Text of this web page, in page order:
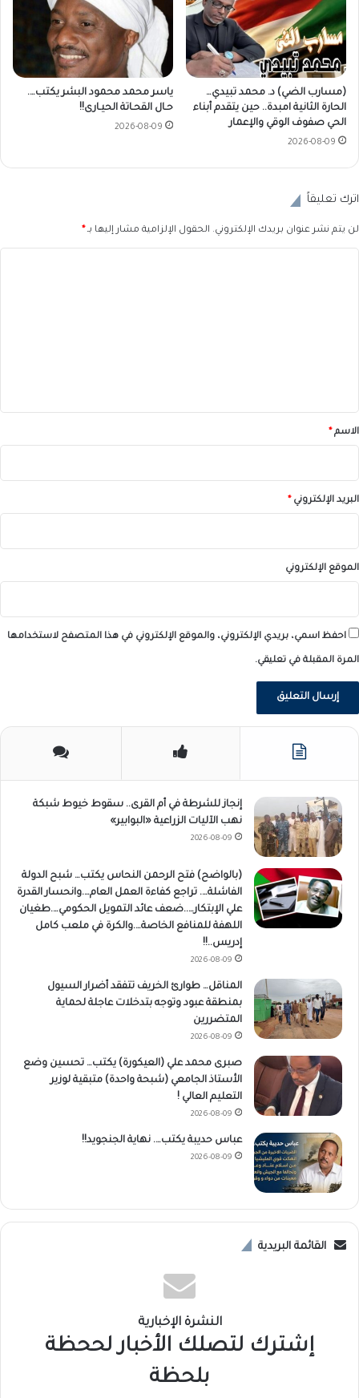
(مسارب الضي) د. محمد تبيدي…
الحارة الثانية امبدة.. حين يتقدم أبناء
الحي صفوف الوقي والإعمار
2026-08-09
ياسر محمد محمود البشر يكتب….
حـال القحـاتة الحيـارى!!
2026-08-09
اترك تعليقاً
لن يتم نشر عنوان بريدك الإلكتروني. الحقول الإلزامية مشار إليها بـ*
*الاسم*
البريد الإلكتروني*
الموقع الإلكتروني
احفظ اسمي، بريدي الإلكتروني، والموقع الإلكتروني في هذا المتصفح لاستخدامها
المرة المقبلة في تعليقي.
إنجاز للشرطة في أم القرى.. سقوط خيوط شبكة
نهب الآليات الزراعية «البوابير»
2026-08-09
(بالواضح) فتح الرحمن النحاس يكتب… شبح الدولة
الفاشلة…. تراجع كفاءة العمل العام….وانحسار القدرة
علي الإبتكار…..ضعف عائد التمويل الحكومي….طغيان
اللهفة للمنافع الخاصة….والكرة في ملعب كامل
إدريس..!!
2026-08-09
المناقل… طوارئ الخريف تتفقد أضرار السيول
بمنطقة عبود وتوجه بتدخلات عاجلة لحماية
المتضررين
2026-08-09
صبرى محمد علي (العيكورة) يكتب… تحسين وضع
الأستاذ الجامعي (شبحة واحدة) متبقية لوزير
التعليم العالي !
2026-08-09
عباس حديبة يكتب…. نهاية الجنجويد!!
2026-08-09
القائمة البريدية
النشرة الإخبارية
إشترك لتصلك الأخبار لححظة
بلحظة